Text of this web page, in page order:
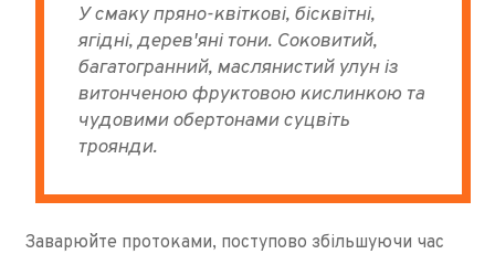
У смаку пряно-квіткові, бісквітні,
ягідні, дерев'яні тони. Соковитий,
багатогранний, маслянистий улун із
витонченою фруктовою кислинкою та
чудовими обертонами суцвіть
троянди.
Заварюйте протоками, поступово збільшуючи час